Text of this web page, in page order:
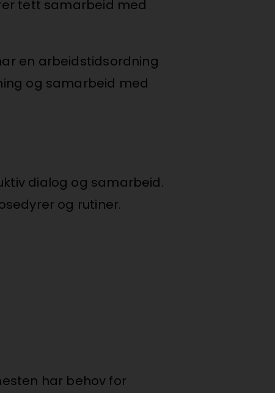
tett samarbeid med
en arbeidstidsordning
og samarbeid med
dialog og samarbeid.
og rutiner.
har behov for